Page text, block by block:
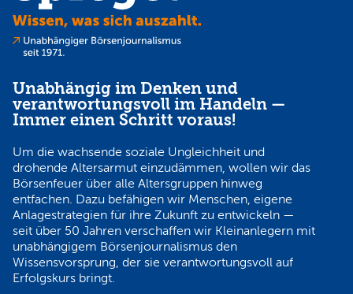
Unabhängig im Denken und
verantwortungsvoll im Handeln —
Immer einen Schritt voraus!
Um die wachsende soziale Ungleichheit und
drohende Altersarmut einzudämmen, wollen wir das
Börsenfeuer über alle Altersgruppen hinweg
entfachen. Dazu befähigen wir Menschen, eigene
Anlagestrategien für ihre Zukunft zu entwickeln —
seit über 50 Jahren verschaffen wir Kleinanlegern mit
unabhängigem Börsenjournalismus den
Wissensvorsprung, der sie verantwortungsvoll auf
Erfolgskurs bringt.